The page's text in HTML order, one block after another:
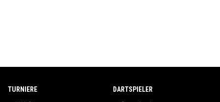
TURNIERE DARTSPIELER